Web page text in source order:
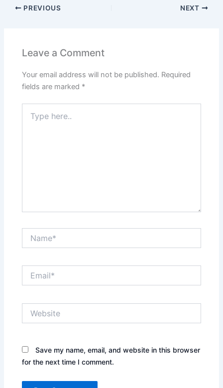
PREVIOUS NEXT
Leave a Comment
Your email address will not be published. Required
fields are marked *
here..
Save my name, email, and website in this browser
for the next time I comment.